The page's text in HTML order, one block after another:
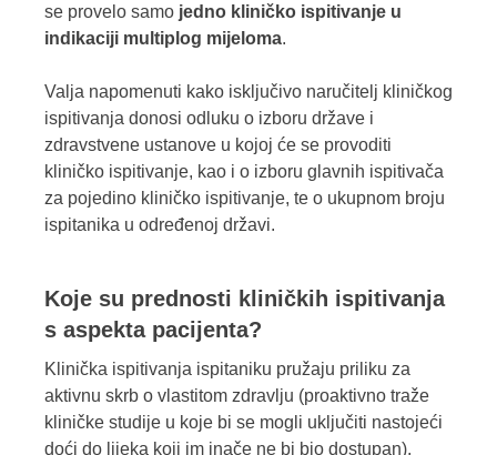
se provelo samo jedno kliničko ispitivanje u
indikaciji multiplog mijeloma.
Valja napomenuti kako isključivo naručitelj kliničkog
ispitivanja donosi odluku o izboru države i
zdravstvene ustanove u kojoj će se provoditi
kliničko ispitivanje, kao i o izboru glavnih ispitivača
za pojedino kliničko ispitivanje, te o ukupnom broju
ispitanika u određenoj državi.
Koje su prednosti kliničkih ispitivanja
s aspekta pacijenta?
Klinička ispitivanja ispitaniku pružaju priliku za
aktivnu skrb o vlastitom zdravlju (proaktivno traže
kliničke studije u koje bi se mogli uključiti nastojeći
doći do lijeka koji im inače ne bi bio dostupan).